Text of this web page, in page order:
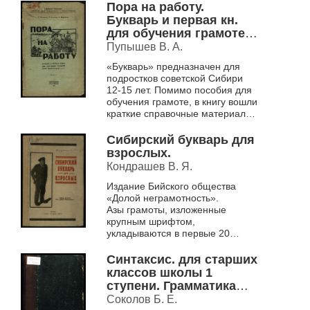
Пора на работу.
Букварь и первая кн.
для обучения грамоте
подростков : Сиб.
рекомендован для
ликвидации
неграмотности
подростков.
Пупышев В. А.
«Букварь» предназначен для
подростков советской Сибири
12-15 лет. Помимо пособия для
обучения грамоте, в книгу вошли
краткие справочные материалы
природоведению и
методические рекоменда...
Сибирский букварь для
взрослых.
Кондрашев В. Я.
Издание Бийского общества
«Долой неграмотность».
Азы грамоты, изложенные
крупным шрифтом,
укладываются в первые 20
законченные рассказы, каждый
из которых в своем роде...
Синтаксис. для старших
классов школы 1
ступени. Грамматика
русского языка с
Соколов Б. Е.